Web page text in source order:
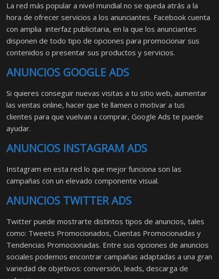
La red más popular a nivel mundial no se queda atrás a la
hora de ofrecer servicios a los anunciantes. Facebook cuenta
con amplia interfaz publicitaria, en la que los anunciantes
disponen de todo tipo de opciones para promocionar sus
contenidos o presentar sus productos y servicios.
ANUNCIOS GOOGLE ADS
Si quieres conseguir nuevas visitas a tu sitio web, aumentar
las ventas online, hacer que te llamen o motivar a tus
clientes para que vuelvan a comprar, Google Ads te puede
ayudar.
ANUNCIOS INSTAGRAM ADS
Instagram en esta red lo que mejor funciona son las
campañas con un elevado componente visual.
ANUNCIOS TWITTER ADS
Twitter puede mostrarte distintos tipos de anuncios, tales
como: Tweets Promocionados, Cuentas Promocionadas y
Tendencias Promocionadas. Entre sus opciones de anuncios
sociales podemos encontrar campañas adaptadas a una gran
variedad de objetivos: conversión, leads, descarga de